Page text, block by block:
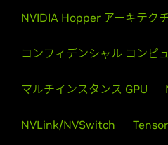
NVIDIA Hopper アーキテク
コンフィデンシャル コンピ
マルチインスタンス GPU
NVLink/NVSwitch